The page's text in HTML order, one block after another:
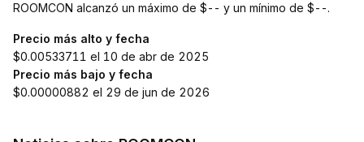
ROOMCON alcanzó un máximo de $-- y un mínimo de $--.
Precio más alto y fecha
$0.00533711 el 10 de abr de 2025
Precio más bajo y fecha
$0.00000882 el 29 de jun de 2026